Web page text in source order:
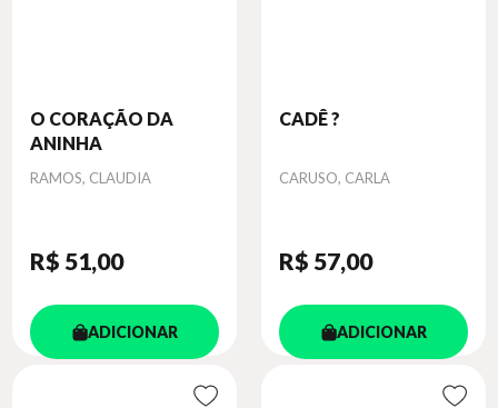
O CORAÇÃO DA
ANINHA
Autor
RAMOS, CLAUDIA
R$ 51,00
ADICIONAR
CADÊ ?
Autor
CARUSO, CARLA
R$ 57,00
ADICIONAR